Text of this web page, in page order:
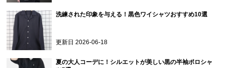
洗練された印象を与える！黒色ワイシャツおすすめ10選
更新日2026-06-18
夏の大人コーデに！シルエットが美しい黒の半袖ポロシャ